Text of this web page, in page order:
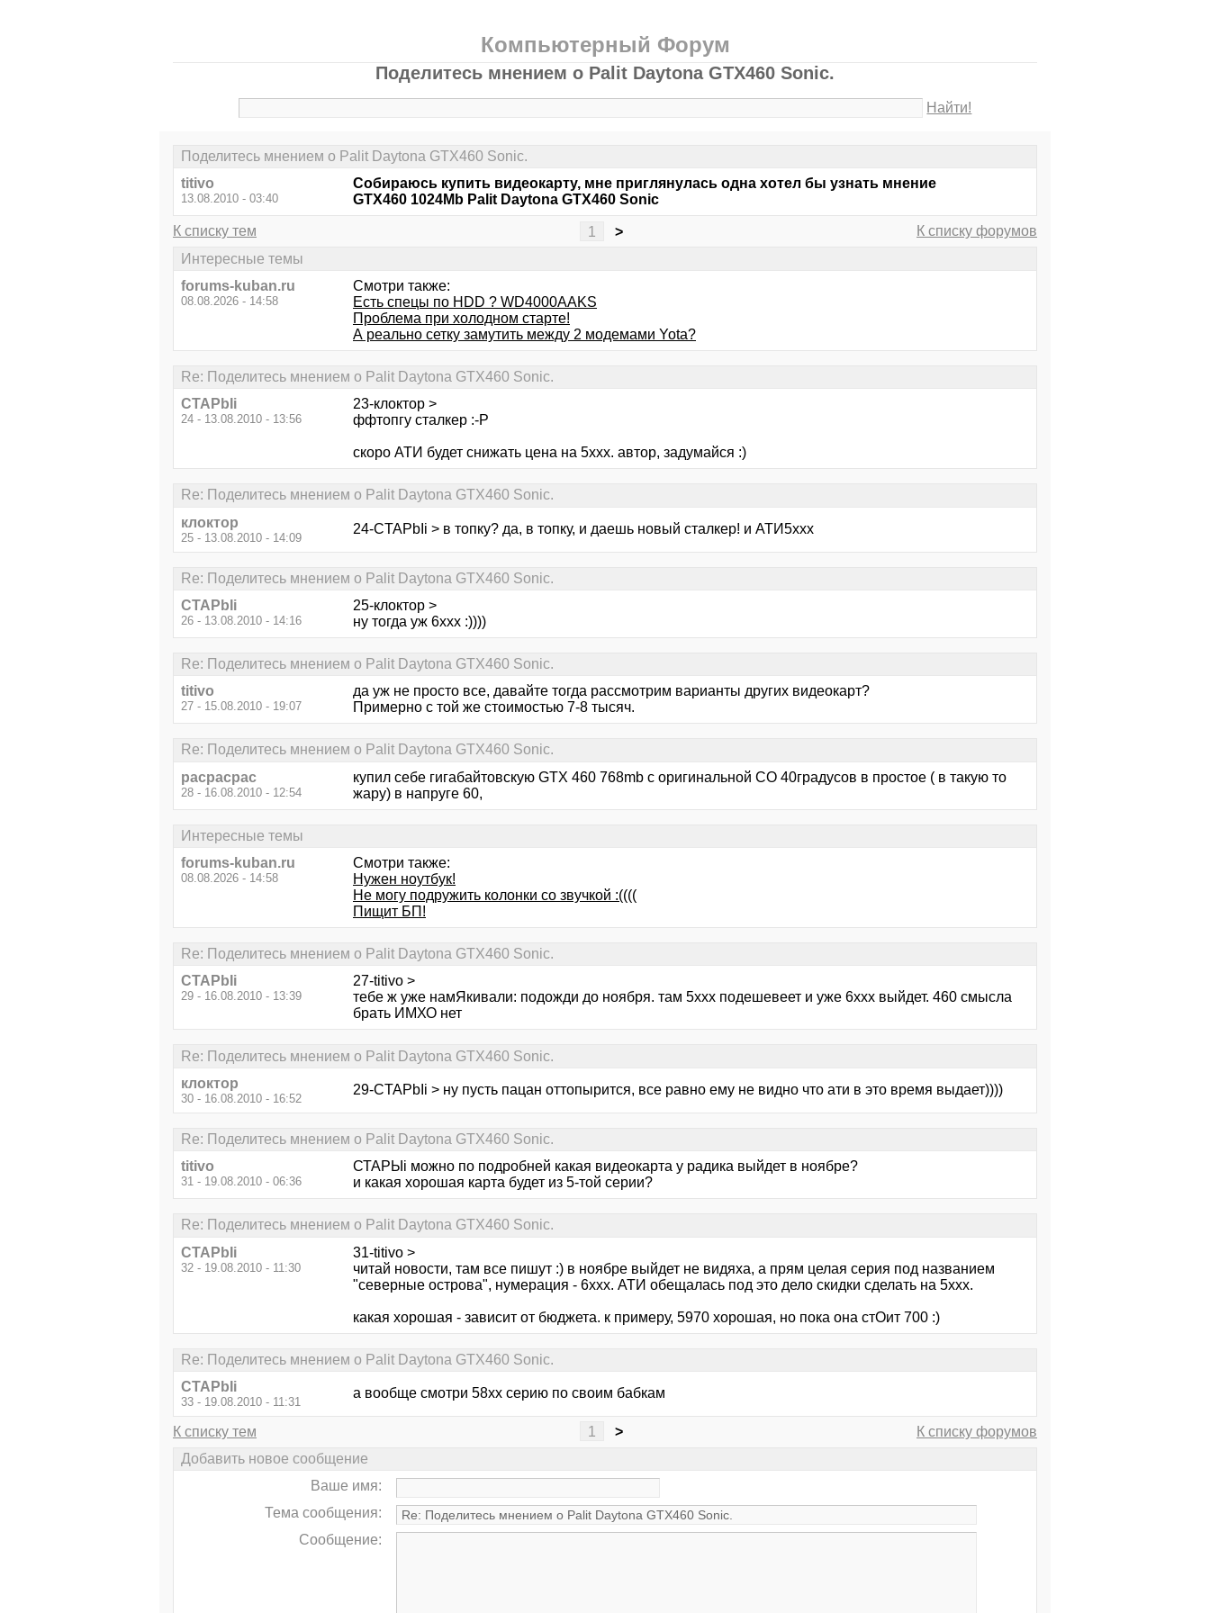
Компьютерный Форум
Поделитесь мнением о Palit Daytona GTX460 Sonic.
Найти!
Поделитесь мнением о Palit Daytona GTX460 Sonic.
titivo
13.08.2010 - 03:40
Собираюсь купить видеокарту, мне приглянулась одна хотел бы узнать мнение
GTX460 1024Mb Palit Daytona GTX460 Sonic
К списку тем 1 >
К списку форумов
Интересные темы
forums-kuban.ru
08.08.2026 - 14:58
Смотри также:
Есть спецы по HDD ? WD4000AAKS
Проблема при холодном старте!
А реально сетку замутить между 2 модемами Yota?
Re: Поделитесь мнением о Palit Daytona GTX460 Sonic.
CTAPbIi
24 - 13.08.2010 - 13:56
23-клоктор >
ффтопгу сталкер :-Р
скоро АТИ будет снижать цена на 5ххх. автор, задумайся :)
Re: Поделитесь мнением о Palit Daytona GTX460 Sonic.
клоктор
25 - 13.08.2010 - 14:09
24-CTAPbIi > в топку? да, в топку, и даешь новый сталкер! и АТИ5ххх
Re: Поделитесь мнением о Palit Daytona GTX460 Sonic.
CTAPbIi
26 - 13.08.2010 - 14:16
25-клоктор >
ну тогда уж 6ххх :))))
Re: Поделитесь мнением о Palit Daytona GTX460 Sonic.
titivo
27 - 15.08.2010 - 19:07
да уж не просто все, давайте тогда рассмотрим варианты других видеокарт?
Примерно с той же стоимостью 7-8 тысяч.
Re: Поделитесь мнением о Palit Daytona GTX460 Sonic.
расрасрас
28 - 16.08.2010 - 12:54
купил себе гигабайтовскую GTX 460 768mb с оригинальной СО 40градусов в простое ( в такую то
жару) в напруге 60,
Интересные темы
forums-kuban.ru
08.08.2026 - 14:58
Смотри также:
Нужен ноутбук!
Не могу подружить колонки со звучкой :((((
Пищит БП!
Re: Поделитесь мнением о Palit Daytona GTX460 Sonic.
CTAPbIi
29 - 16.08.2010 - 13:39
27-titivo >
тебе ж уже намЯкивали: подожди до ноября. там 5ххх подешевеет и уже 6ххх выйдет. 460 смысла
брать ИМХО нет
Re: Поделитесь мнением о Palit Daytona GTX460 Sonic.
клоктор
30 - 16.08.2010 - 16:52
29-CTAPbIi > ну пусть пацан оттопырится, все равно ему не видно что ати в это время выдает))))
Re: Поделитесь мнением о Palit Daytona GTX460 Sonic.
titivo
31 - 19.08.2010 - 06:36
СТАРЫi можно по подробней какая видеокарта у радика выйдет в ноябре?
и какая хорошая карта будет из 5-той серии?
Re: Поделитесь мнением о Palit Daytona GTX460 Sonic.
CTAPbIi
32 - 19.08.2010 - 11:30
31-titivo >
читай новости, там все пишут :) в ноябре выйдет не видяха, а прям целая серия под названием
"северные острова", нумерация - 6ххх. АТИ обещалась под это дело скидки сделать на 5ххх.
какая хорошая - зависит от бюджета. к примеру, 5970 хорошая, но пока она стОит 700 :)
Re: Поделитесь мнением о Palit Daytona GTX460 Sonic.
CTAPbIi
33 - 19.08.2010 - 11:31
а вообще смотри 58хх серию по своим бабкам
К списку тем 1 >
К списку форумов
Добавить новое сообщение
Ваше имя:
Тема сообщения:
Сообщение: